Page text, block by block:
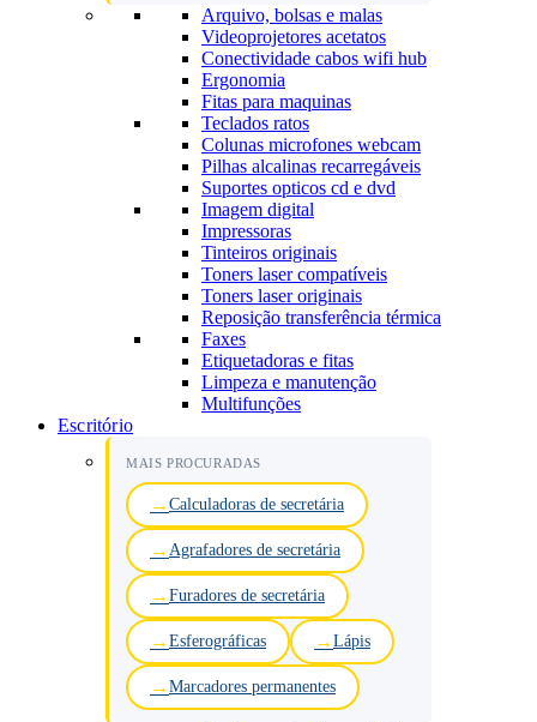
Arquivo, bolsas e malas
Videoprojetores acetatos
Conectividade cabos wifi hub
Ergonomia
Fitas para maquinas
Teclados ratos
Colunas microfones webcam
Pilhas alcalinas recarregáveis
Suportes opticos cd e dvd
Imagem digital
Impressoras
Tinteiros originais
Toners laser compatíveis
Toners laser originais
Reposição transferência térmica
Faxes
Etiquetadoras e fitas
Limpeza e manutenção
Multifunções
Escritório
MAIS PROCURADAS
Calculadoras de secretária
Agrafadores de secretária
Furadores de secretária
Esferográficas Lápis
Marcadores permanentes